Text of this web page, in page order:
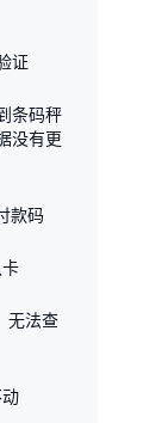
证
条码秤
没有更
款码
无法查